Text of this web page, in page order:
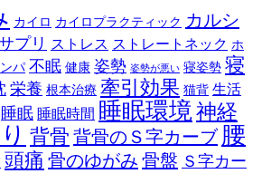
カイロ カイロプラクティック カルシ
プリ ストレス ストレートネック ホ
パ 不眠 健康 姿勢 姿勢が悪い 寝姿勢 寝
栄養 根本治療 牽引効果 猫背 生活
睡眠 睡眠時間 睡眠環境神経
背骨 背骨のＳ字カーブ 腰
頭痛 骨のゆがみ 骨盤 Ｓ字カー